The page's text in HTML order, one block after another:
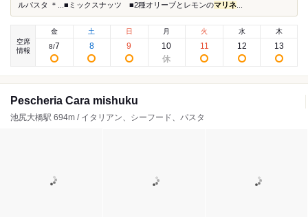
ルパスタ ＊...■ミックスナッツ ■2種オリーブとレモンのマリネ
空席
情報
金
8/7
土
8
日
9
月
10
火
11
水
12
木
13
Pescheria Cara mishuku
池尻大橋駅 694m / イタリアン、シーフード、パスタ